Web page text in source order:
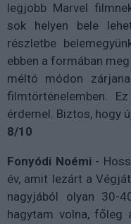
legjobb Marvel
sok helyen bele
részletbe
ebben a formában
méltó módon
filmtörténelemben.
érdemel. Biztos, hogy
8/10
Fonyódi Noémi-
év, amit lezárt a
nagyjából olyan 30-
hagytam volna, főleg